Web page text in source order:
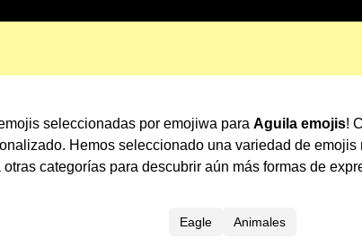
seleccionadas por emojiwa para Aguila emojis!
Hemos seleccionado una variedad de
otras categorías para descubrir aún más formas de
Eagle Animales